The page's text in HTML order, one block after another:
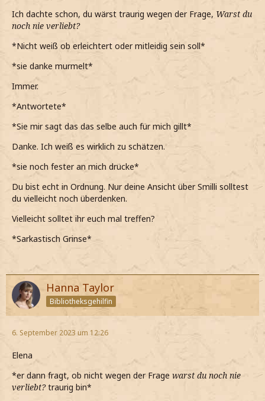
*er noch sagt, dass wenn irgendwas brauche ihm
*murmle*
Dasselbe gilt auch für dich
Ich dachte schon, du wärst traurig wegen der Frage, Warst du
noch nie verliebt?
*Nicht weiß ob erleichtert oder mitleidig sein soll*
*sie danke murmelt*
Immer.
*Antwortete*
*Sie mir sagt das das selbe auch für mich gillt*
Danke. Ich weiß es wirklich zu schätzen.
*sie noch fester an mich drücke*
Du bist echt in Ordnung. Nur deine Ansicht über Smilli solltest
du vielleicht noch überdenken.
Vielleicht solltet ihr euch mal treffen?
*Sarkastisch Grinse*
Hanna Taylor
Bibliotheksgehilfin
6. September 2023 um 12:26
Elena
*er dann fragt, ob nicht wegen der Frage warst du noch nie
verliebt?traurig bin*